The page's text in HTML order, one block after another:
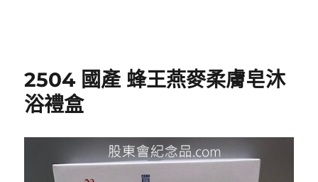
2504 國產 蜂王燕麥柔膚皂沐
浴禮盒